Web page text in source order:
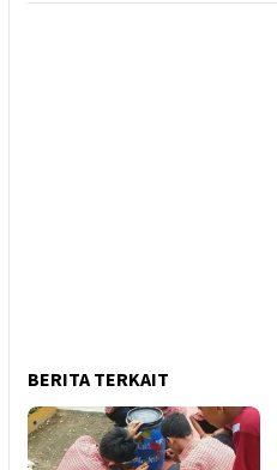
BERITA TERKAIT